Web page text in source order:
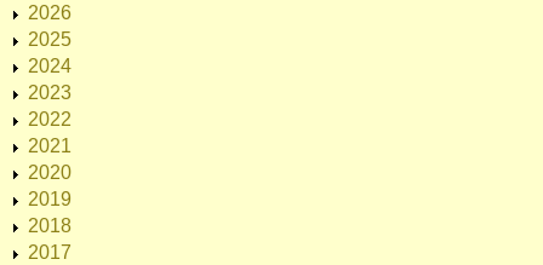
2026
2025
2024
2023
2022
2021
2020
2019
2018
2017